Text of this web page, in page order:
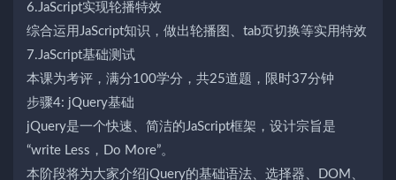
6.JaScript实现轮播特效
综合运用JaScript知识，做出轮播图、tab页切换等实用特效
7.JaScript基础测试
本课为考评，满分100学分，共25道题，限时37分钟
步骤4: jQuery基础
jQuery是一个快速、简洁的JaScript框架，设计宗旨是
“write Less，Do More”。
本阶段将为大家介绍jQuery的基础语法、选择器、DOM、